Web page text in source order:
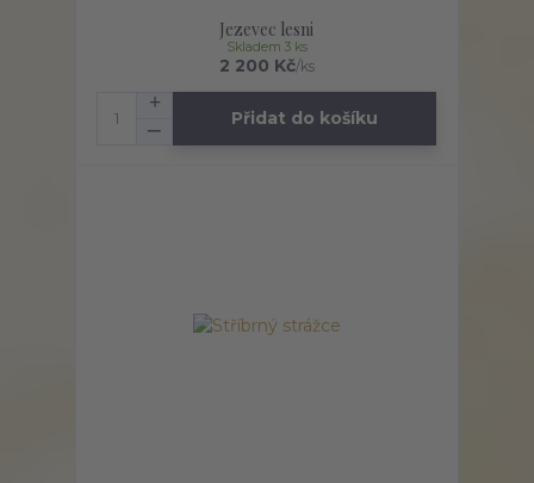
Jezevec lesni
2 200 Kč/ks
Skladem 3 ks
Přidat do košíku